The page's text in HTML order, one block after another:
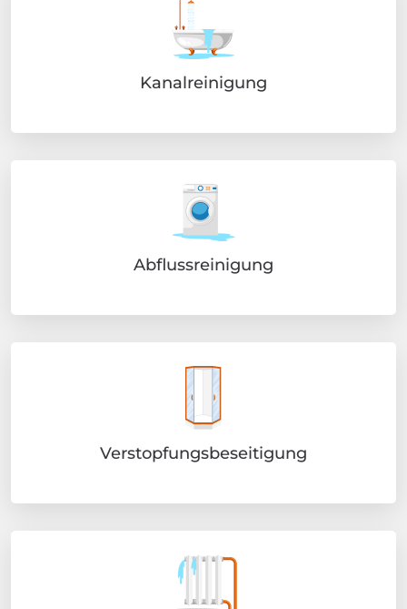
Kanalreinigung
Abflussreinigung
Verstopfungsbeseitigung